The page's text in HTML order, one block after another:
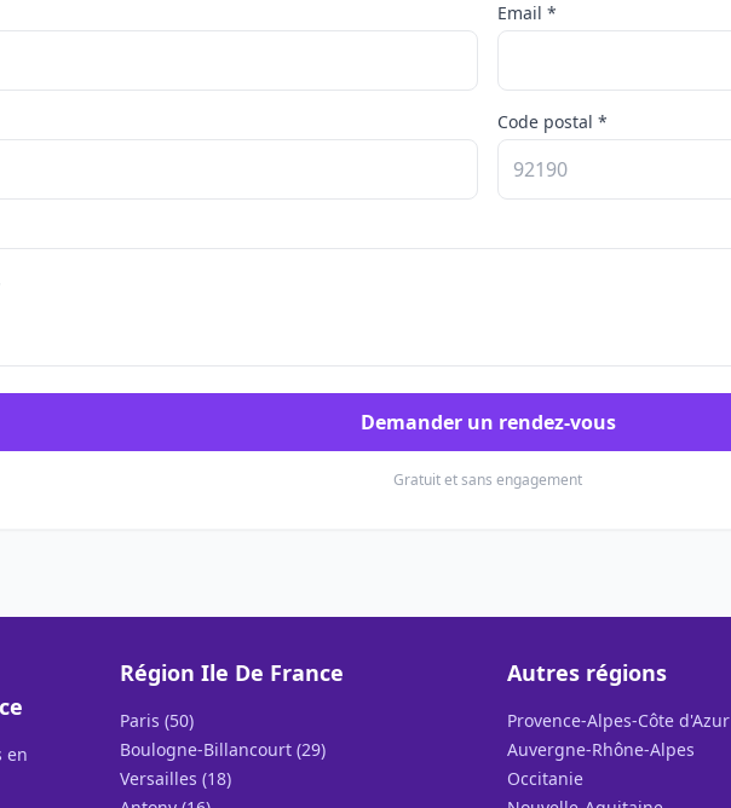
Email *
Code postal *
Demander un rendez-vous
Gratuit et sans engagement
en
Région Ile De France
Paris (50)
Boulogne-Billancourt (29)
Versailles (18)
Autres régions
Provence-Alpes-Côte d'Azur
Auvergne-Rhône-Alpes
Occitanie